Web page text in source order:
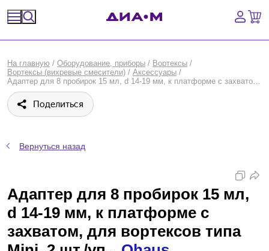
Оборудование, приборы
Расходные материалы, пластик, стекло
Библиотека
На главную / Оборудование, приборы / Вортексы /
Вортексы (вихревые смесители) / Аксессуары /
Адаптер для 8 пробирок 15 мл, d 14-19 мм, к платформе с захватом, для вортексов типа Mini, 2 шт./уп., Ohaus
Поделиться
Вернуться назад
Адаптер для 8 пробирок 15 мл,
d 14-19 мм, к платформе с
захватом, для вортексов типа